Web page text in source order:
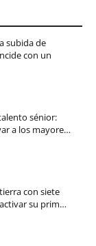
subida de
con un
sénior:
a los mayore…
con siete
su prim…